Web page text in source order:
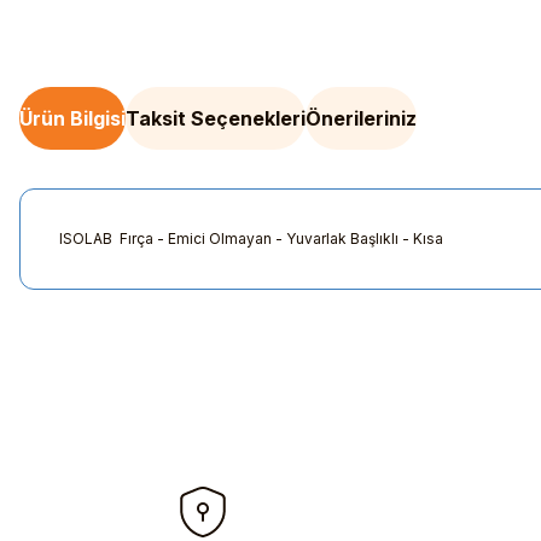
Ürün BilgisiTaksit SeçenekleriÖnerileriniz
ISOLAB Fırça - Emici Olmayan - Yuvarlak Başlıklı - Kısa
Ürün bilgilerinde hatalar bulunuyor.
Ürün fiyatı diğer sitelerden daha pahalı.